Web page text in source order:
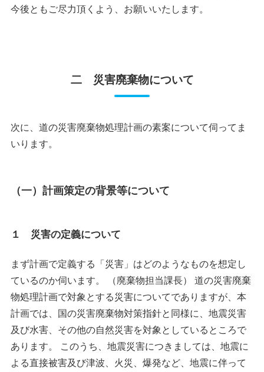
今後ともご尽力頂くよう、お願いいたします。
二 災害廃棄物について
次に、道の災害廃棄物処理計画の素案について伺ってま
いります。
（一）計画策定の背景等について
１ 災害の定義について
まず計画で定義する「災害」はどのようなものを想定し
ているのか伺います。 （廃棄物担当課長） 道の災害廃棄
物処理計画で対象とする災害についてでありますが、本
計画では、国の災害廃棄物対策指針と同様に、地震災害
及び水害、その他の自然災害を対象としているところで
あります。 このうち、地震災害につきましては、地震に
よる直接被害及び津波、火災、爆発など、地震に伴って